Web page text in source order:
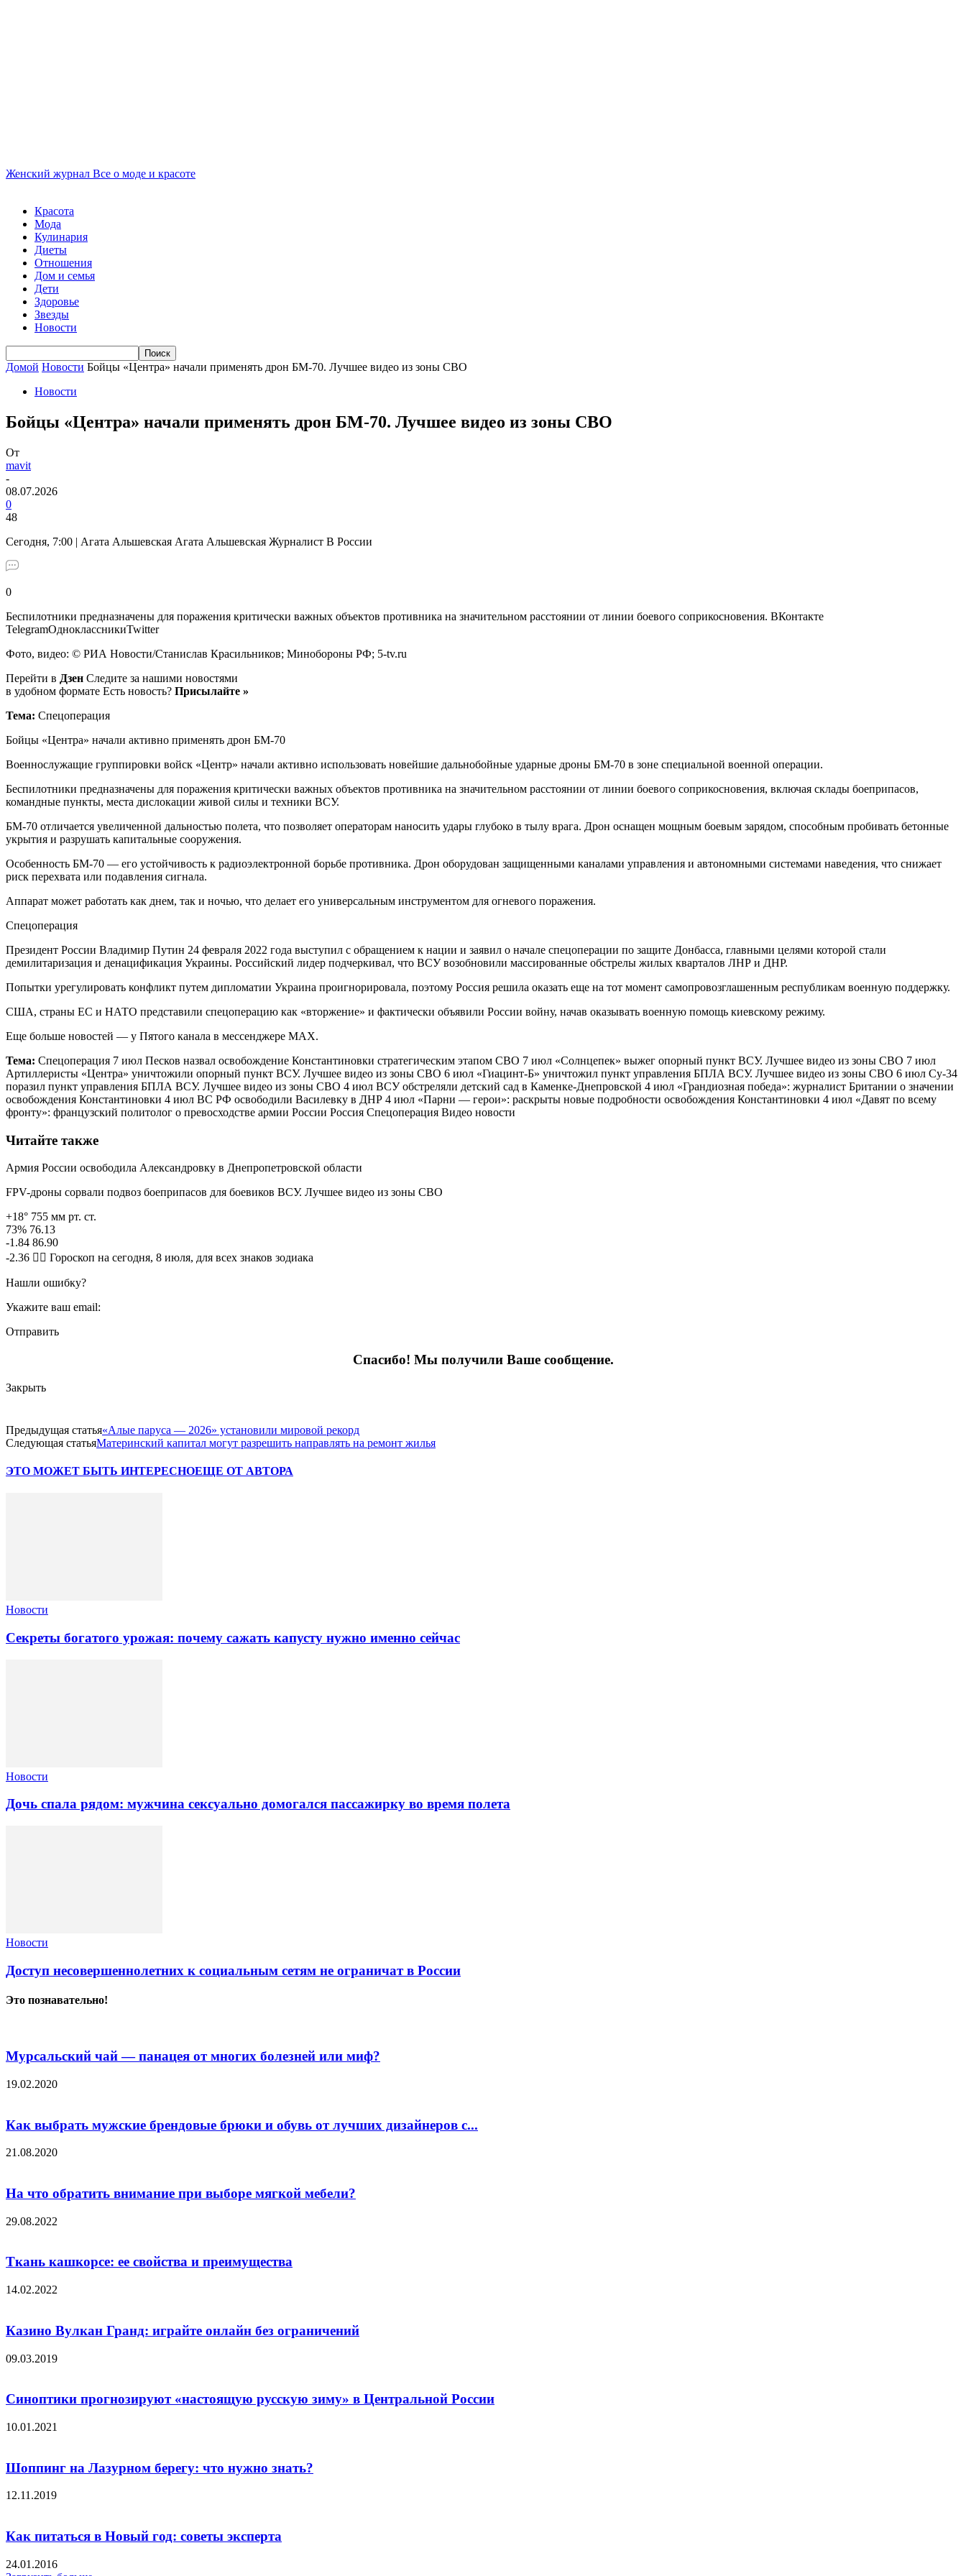
Женский журнал Все о моде и красоте
Красота
Мода
Кулинария
Диеты
Отношения
Дом и семья
Дети
Здоровье
Звезды
Новости
Домой Новости Бойцы «Центра» начали применять дрон БМ-70. Лучшее видео из зоны СВО
Новости
Бойцы «Центра» начали применять дрон БМ-70. Лучшее видео из зоны СВО
От
mavit
-
08.07.2026
0
48
Сегодня, 7:00 | Агата Альшевская Агата Альшевская Журналист В России
0
Беспилотники предназначены для поражения критически важных объектов противника на значительном расстоянии от линии боевого соприкосновения. ВКонтакте
TelegramОдноклассникиTwitter
Фото, видео: © РИА Новости/Станислав Красильников; Минобороны РФ; 5-tv.ru
Перейти в Дзен Следите за нашими новостями
в удобном формате Есть новость? Присылайте »
Тема: Спецоперация
Бойцы «Центра» начали активно применять дрон БМ-70
Военнослужащие группировки войск «Центр» начали активно использовать новейшие дальнобойные ударные дроны БМ-70 в зоне специальной военной операции.
Беспилотники предназначены для поражения критически важных объектов противника на значительном расстоянии от линии боевого соприкосновения, включая склады боеприпасов,
командные пункты, места дислокации живой силы и техники ВСУ.
БМ-70 отличается увеличенной дальностью полета, что позволяет операторам наносить удары глубоко в тылу врага. Дрон оснащен мощным боевым зарядом, способным пробивать бетонные
укрытия и разрушать капитальные сооружения.
Особенность БМ-70 — его устойчивость к радиоэлектронной борьбе противника. Дрон оборудован защищенными каналами управления и автономными системами наведения, что снижает
риск перехвата или подавления сигнала.
Аппарат может работать как днем, так и ночью, что делает его универсальным инструментом для огневого поражения.
Спецоперация
Президент России Владимир Путин 24 февраля 2022 года выступил с обращением к нации и заявил о начале спецоперации по защите Донбасса, главными целями которой стали
демилитаризация и денацификация Украины. Российский лидер подчеркивал, что ВСУ возобновили массированные обстрелы жилых кварталов ЛНР и ДНР.
Попытки урегулировать конфликт путем дипломатии Украина проигнорировала, поэтому Россия решила оказать еще на тот момент самопровозглашенным республикам военную поддержку.
США, страны ЕС и НАТО представили спецоперацию как «вторжение» и фактически объявили России войну, начав оказывать военную помощь киевскому режиму.
Еще больше новостей — у Пятого канала в мессенджере MAX.
Тема: Спецоперация 7 июл Песков назвал освобождение Константиновки стратегическим этапом СВО 7 июл «Солнцепек» выжег опорный пункт ВСУ. Лучшее видео из зоны СВО 7 июл
Артиллеристы «Центра» уничтожили опорный пункт ВСУ. Лучшее видео из зоны СВО 6 июл «Гиацинт-Б» уничтожил пункт управления БПЛА ВСУ. Лучшее видео из зоны СВО 6 июл Су-34
поразил пункт управления БПЛА ВСУ. Лучшее видео из зоны СВО 4 июл ВСУ обстреляли детский сад в Каменке-Днепровской 4 июл «Грандиозная победа»: журналист Британии о значении
освобождения Константиновки 4 июл ВС РФ освободили Василевку в ДНР 4 июл «Парни — герои»: раскрыты новые подробности освобождения Константиновки 4 июл «Давят по всему
фронту»: французский политолог о превосходстве армии России Россия Спецоперация Видео новости
Читайте также
Армия России освободила Александровку в Днепропетровской области
FPV-дроны сорвали подвоз боеприпасов для боевиков ВСУ. Лучшее видео из зоны СВО
+18° 755 мм рт. ст.
73% 76.13
-1.84 86.90
-2.36 🧙‍♀ Гороскоп на сегодня, 8 июля, для всех знаков зодиака
Нашли ошибку?
Укажите ваш email:
Отправить
Спасибо! Мы получили Ваше сообщение.
Закрыть
Предыдущая статья«Алые паруса — 2026» установили мировой рекорд
Следующая статьяМатеринский капитал могут разрешить направлять на ремонт жилья
ЭТО МОЖЕТ БЫТЬ ИНТЕРЕСНОЕЩЕ ОТ АВТОРА
Новости
Секреты богатого урожая: почему сажать капусту нужно именно сейчас
Новости
Дочь спала рядом: мужчина сексуально домогался пассажирку во время полета
Новости
Доступ несовершеннолетних к социальным сетям не ограничат в России
Это познавательно!
Мурсальский чай — панацея от многих болезней или миф?
19.02.2020
Как выбрать мужские брендовые брюки и обувь от лучших дизайнеров с...
21.08.2020
На что обратить внимание при выборе мягкой мебели?
29.08.2022
Ткань кашкорсе: ее свойства и преимущества
14.02.2022
Казино Вулкан Гранд: играйте онлайн без ограничений
09.03.2019
Синоптики прогнозируют «настоящую русскую зиму» в Центральной России
10.01.2021
Шоппинг на Лазурном берегу: что нужно знать?
12.11.2019
Как питаться в Новый год: советы эксперта
24.01.2016